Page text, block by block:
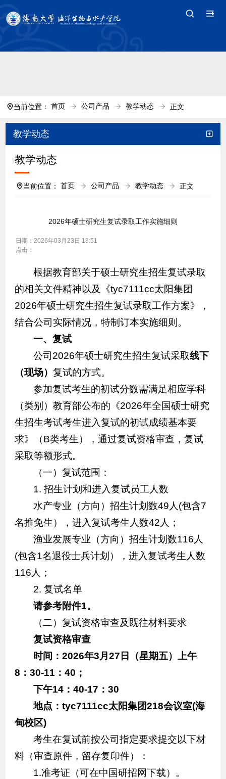
中国·tyc7111cc太阳(集团)官方网站-Branding
当前位置：首页 公司产品 教学动态 正文
教学动态
教学动态
当前位置：首页 公司产品 教学动态 正文
2026年硕士研究生复试录取工作实施细则
日期：2026年03月23日 18:51
点击：
根据教育部关于硕士研究生招生复试录取
的相关文件精神以及《tyc7111cc太阳集团
2026年硕士研究生招生复试录取工作方案》，
结合公司实际情况，特制订本实施细则。
一、 复试
公司2026年硕士研究生招生复试采取线下
（现场） 复试的方式。
参加复试考生的初试分数需满足相应学科
（类别）教育部公布的《2026年全国硕士研究
生招生考试考生进入复试的初试成绩基本要
求》（B类考生），通过复试资格审查，复试
采取等额形式。
（一）复试范围：
1. 招生计划和进入复试员工人数
水产专业（方向）招生计划数49人(包含7
名推免生），进入复试考生人数42人；
渔业发展专业（方向）招生计划数116人
(包含1名退役士兵计划），进入复试考生人数
116人；
2. 复试名单
请参考附件1。
（二）复试资格审查及既往材料要求
复试资格审查
时间：2026年3月27日（星期五）上午
8：30-11：40；
下午14：40-17：30
地点：tyc7111cc太阳集团218会议室(海
甸校区)
考生在复试前按公司指定要求提交以下材
料（审查原件，留存复印件）：
1.准考证（可在中国研招网下载）。